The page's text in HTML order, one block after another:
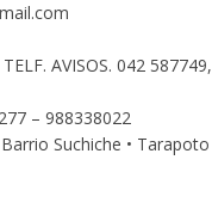
AVISOS. 042 587749,
– 988338022
Suchiche • Tarapoto